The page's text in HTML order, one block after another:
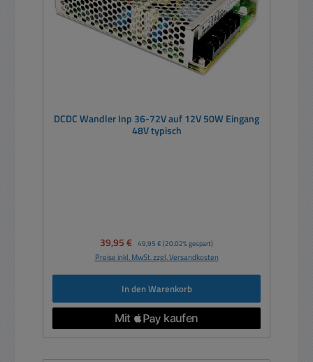
DCDC Wandler Inp 36-72V auf 12V 50W Eingang
48V typisch
Verkaufspreis:
39,95 € Regulärer Preis:
49,95 € (20.02% gespart)
Preise inkl. MwSt. zzgl. Versandkosten
In den Warenkorb